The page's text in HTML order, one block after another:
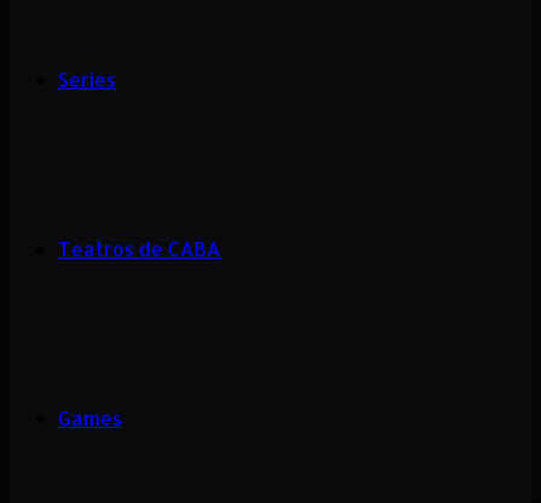
Series
Teatros de CABA
Games